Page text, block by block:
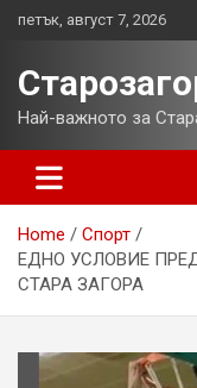
петък, август 7, 2026
Най-важното за
Home
Спорт
ЕДНО УСЛОВИЕ
СТАРА ЗАГОРА